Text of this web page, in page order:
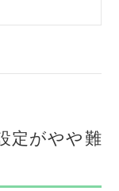
定がやや難